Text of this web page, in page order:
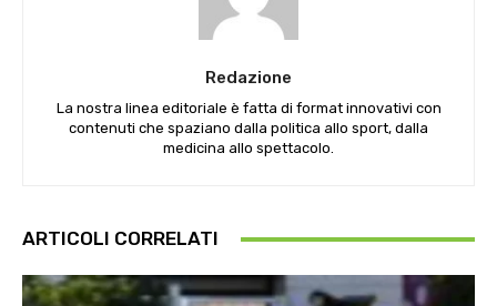
Redazione
La nostra linea editoriale è fatta di format innovativi con
contenuti che spaziano dalla politica allo sport, dalla
medicina allo spettacolo.
ARTICOLI CORRELATI